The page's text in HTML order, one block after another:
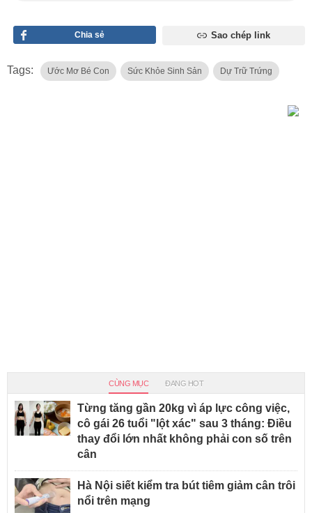
Chia sẻ Sao chép link
Tags: Ước Mơ Bé Con Sức Khỏe Sinh Sản Dự Trữ Trứng
CÙNG MỤC ĐANG HOT
Từng tăng gần 20kg vì áp lực công việc,
cô gái 26 tuổi "lột xác" sau 3 tháng: Điều
thay đổi lớn nhất không phải con số trên
cân
Hà Nội siết kiểm tra bút tiêm giảm cân trôi
nổi trên mạng